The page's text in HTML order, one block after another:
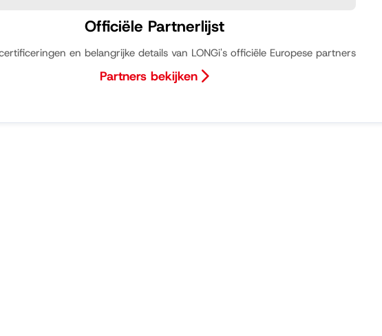
Officiële Partnerlijst
en belangrijke details van LONGi's officiële Europese partners
Partners bekijken 